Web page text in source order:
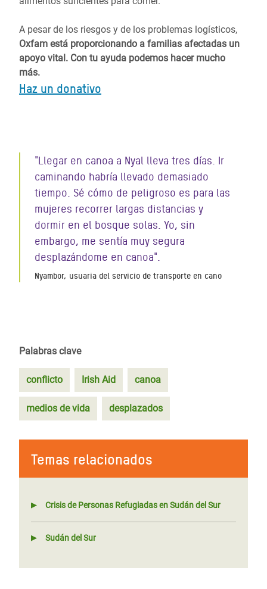
A pesar de los riesgos y de los problemas logísticos,
Oxfam está proporcionando a familias afectadas un
apoyo vital. Con tu ayuda podemos hacer mucho
más.
Haz un donativo
"Llegar en canoa a Nyal lleva tres días. Ir
caminando habría llevado demasiado
tiempo. Sé cómo de peligroso es para las
mujeres recorrer largas distancias y
dormir en el bosque solas. Yo, sin
embargo, me sentía muy segura
desplazándome en canoa".
Nyambor, usuaria del servicio de transporte en cano
Palabras clave
conflicto Irish Aid canoa
medios de vida desplazados
Temas relacionados
Crisis de Personas Refugiadas en Sudán del Sur
Sudán del Sur